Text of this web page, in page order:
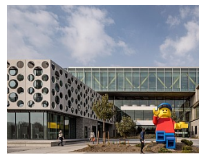
Landskap
Klimatilpasning
Planlegging
Product Design
Byggherrerådgivning
Workplace Design
Ekspertise